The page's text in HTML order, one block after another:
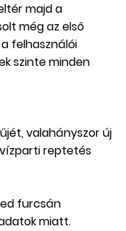
majd a
még az első
felhasználói
szinte minden
valahányszor új
reptetés
furcsán
miatt.